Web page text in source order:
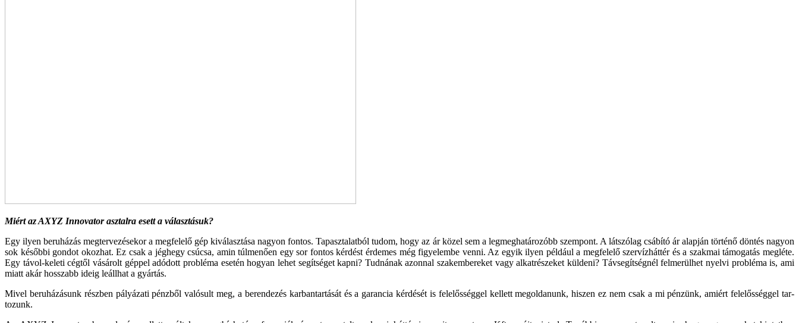
Miért az AXYZ Innovator asztalra esett a választásuk?
Egy ilyen beruházás megtervezésekor a megfelelő gép kiválasztása nagyon fontos. Tapasztalatból tudom, hogy az ár közel sem a legmeghatározóbb szempont. A látszólag csábító ár alapján történő döntés nagyon
sok későbbi gondot okozhat. Ez csak a jéghegy csúcsa, amin túlmenően egy sor fontos kérdést érdemes még figyelembe venni. Az egyik ilyen például a megfelelő szervízháttér és a szakmai támogatás megléte.
Egy távol-keleti cégtől vásárolt géppel adódott probléma esetén hogyan lehet segítséget kapni? Tudnának azon­nal szakembereket vagy alkatrészeket küldeni? Távse­gítségnél felmerülhet nyelvi probléma is, ami
miatt akár hosszabb ideig leállhat a gyártás.
Mivel beruházásunk részben pályázati pénzből való­sult meg, a berendezés karbantartását és a garancia kérdését is felelősséggel kellett megoldanunk, hiszen ez nem csak a mi pénzünk, amiért felelősséggel tar­
tozunk.